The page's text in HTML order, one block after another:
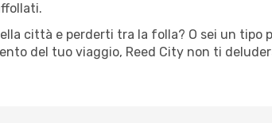
città e perderti tra la folla? O sei un
del tuo viaggio, Reed City non ti